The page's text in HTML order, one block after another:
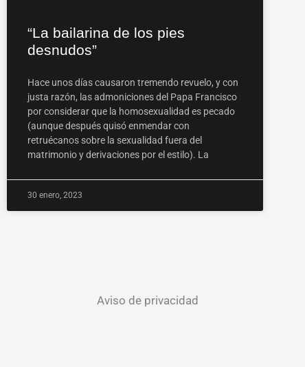
“La bailarina de los pies
desnudos”
Hace unos días causaron tremendo revuelo, y con
justa razón, las admoniciones del Papa Francisco
por considerar que la homosexualidad es pecado
(aunque después quisó enmendar con
retruécanos sobre la sexualidad fuera del
matrimonio y derivaciones por el estilo). La
30 enero, 2023
Aviso de privacidad